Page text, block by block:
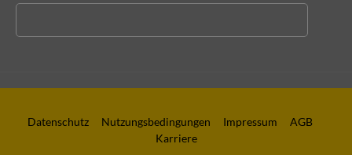
Datenschutz Nutzungsbedingungen Impressum
AGB
Karriere